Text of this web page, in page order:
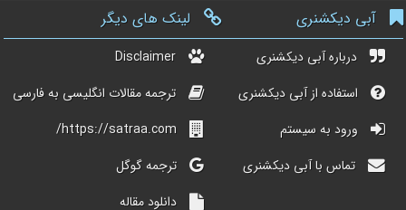
آبی دیکشنری
درباره آبی دیکشنری
استفاده از آبی دیکشنری
ورود به سیستم
تماس با آبی دیکشنری
لینک های دیگر
Disclaimer
ترجمه مقالات انگلیسی به فارسی
https://satraa.com/
ترجمه گوگل
دانلود مقاله